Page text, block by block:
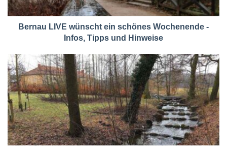
Bernau LIVE wünscht ein schönes Wochenende -
Infos, Tipps und Hinweise